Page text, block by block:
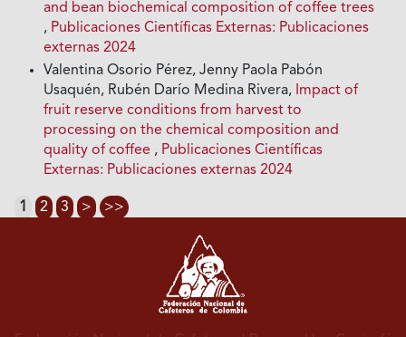
and bean biochemical composition of coffee trees
, Publicaciones Científicas Externas: Publicaciones
externas 2024
Valentina Osorio Pérez, Jenny Paola Pabón
Usaquén, Rubén Darío Medina Rivera, Impact of
fruit reserve conditions from harvest to
processing on the chemical composition and
quality of coffee , Publicaciones Científicas
Externas: Publicaciones externas 2024
1 2 3 > >>